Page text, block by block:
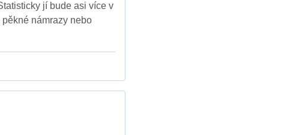
jí bude asi více v
námrazy nebo